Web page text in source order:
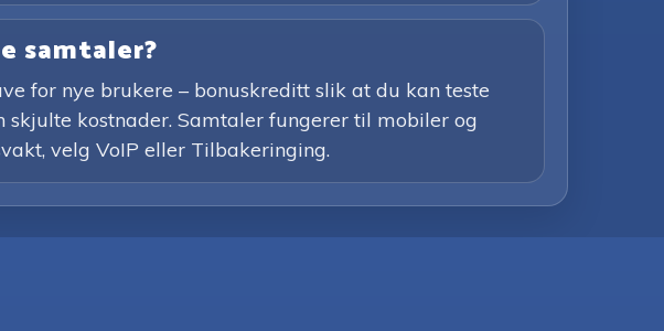
samtaler?
for nye brukere – bonuskreditt slik at du kan teste
kostnader. Samtaler fungerer til mobiler og
velg VoIP eller Tilbakeringing.